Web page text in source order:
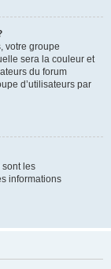
votre groupe
sera la couleur et
du forum
d’utilisateurs par
sont les
informations